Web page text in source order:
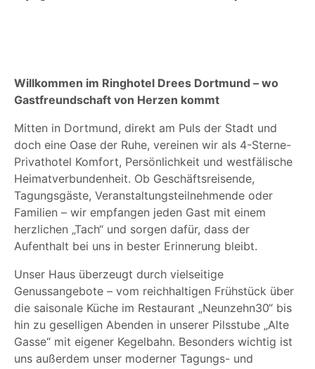
Willkommen im Ringhotel Drees Dortmund – wo
Gastfreundschaft von Herzen kommt
Mitten in Dortmund, direkt am Puls der Stadt und
doch eine Oase der Ruhe, vereinen wir als 4-Sterne-
Privathotel Komfort, Persönlichkeit und westfälische
Heimatverbundenheit. Ob Geschäftsreisende,
Tagungsgäste, Veranstaltungsteilnehmende oder
Familien – wir empfangen jeden Gast mit einem
herzlichen „Tach“ und sorgen dafür, dass der
Aufenthalt bei uns in bester Erinnerung bleibt.
Unser Haus überzeugt durch vielseitige
Genussangebote – vom reichhaltigen Frühstück über
die saisonale Küche im Restaurant „Neunzehn30“ bis
hin zu geselligen Abenden in unserer Pilsstube „Alte
Gasse“ mit eigener Kegelbahn. Besonders wichtig ist
uns außerdem unser moderner Tagungs- und